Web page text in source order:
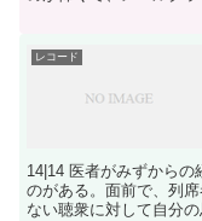
レコード
14|14 医者がみずからの
のがある。面前で、列
ない聴衆に対して自分